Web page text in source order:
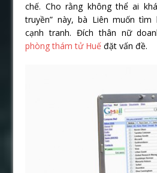
chế. Cho rằng không thể ai
truyền” này, bà Liên muốn
cạnh tranh. Đích thân nữ
phòng thám tử Huế đặt vấn đề.